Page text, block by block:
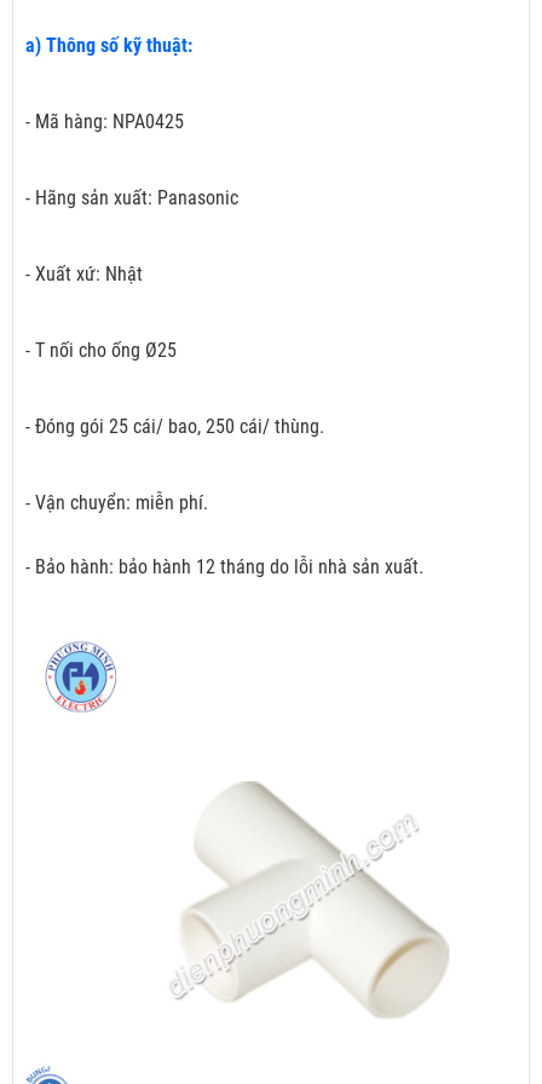
a) Thông số kỹ thuật:
- Mã hàng: NPA0425
- Hãng sản xuất: Panasonic
- Xuất xứ: Nhật
- T nối cho ống Ø25
- Đóng gói 25 cái/ bao, 250 cái/ thùng.
- Vận chuyển: miễn phí.
- Bảo hành: bảo hành 12 tháng do lỗi nhà sản xuất.